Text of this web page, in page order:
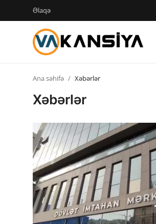
Əlaqə
Login
Vakansiyalar
Maliyyə
Xəbərlər
AZ
Ana səhifə Xəbərlər
Xəbərlər